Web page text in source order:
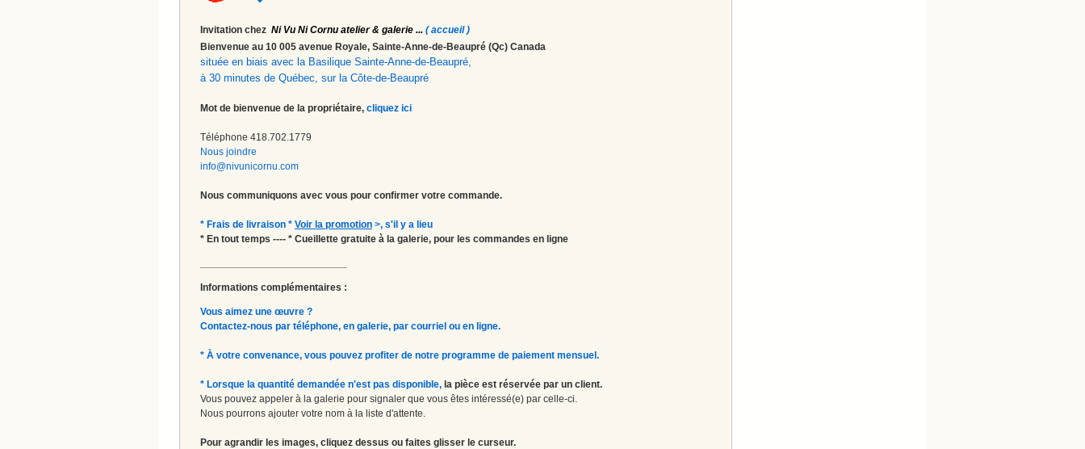
Invitation chez Ni Vu Ni Cornu atelier & galerie ... ( accueil )
Bienvenue au 10 005 avenue Royale, Sainte-Anne-de-Beaupré (Qc) Canada
située en biais avec la Basilique Sainte-Anne-de-Beaupré,
à 30 minutes de Québec, sur la Côte-de-Beaupré
Mot de bienvenue de la propriétaire, cliquez ici
Téléphone 418.702.1779
Nous joindre
info@nivunicornu.com
Nous communiquons avec vous pour confirmer votre commande.
* Frais de livraison * Voir la promotion >, s'il y a lieu
* En tout temps ---- * Cueillette gratuite à la galerie, pour les commandes en ligne
Informations complémentaires :
Vous aimez une œuvre ?
Contactez-nous par téléphone, en galerie, par courriel ou en ligne.
* À votre convenance, vous pouvez profiter de notre programme de paiement mensuel.
* Lorsque la quantité demandée n'est pas disponible, la pièce est réservée par un client.
Vous pouvez appeler à la galerie pour signaler que vous êtes intéressé(e) par celle-ci.
Nous pourrons ajouter votre nom à la liste d'attente.
Pour agrandir les images, cliquez dessus ou faites glisser le curseur.